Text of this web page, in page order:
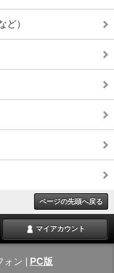
ど）
ページの先頭へ戻る
マイアカウント
ォン PC版